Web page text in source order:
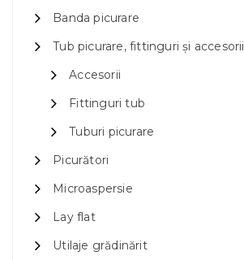
Banda picurare
Tub picurare, fittinguri și accesorii
Accesorii
Fittinguri tub
Tuburi picurare
Picurători
Microaspersie
Lay flat
Utilaje grădinărit